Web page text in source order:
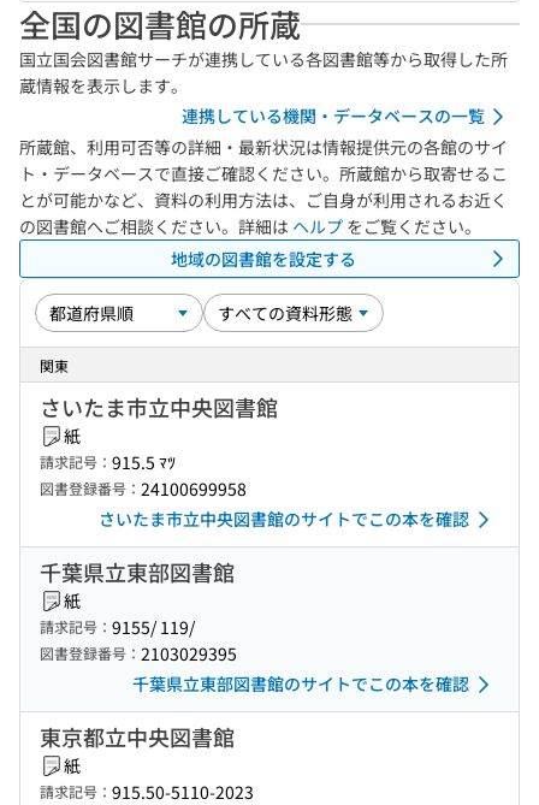
全国の図書館の所蔵
国立国会図書館サーチが連携している各図書館等から取得した所
蔵情報を表示します。
連携している機関・データベースの一覧
所蔵館、利用可否等の詳細・最新状況は情報提供元の各館のサイ
ト・データベースで直接ご確認ください。所蔵館から取寄せるこ
とが可能かなど、資料の利用方法は、ご自身が利用されるお近く
の図書館へご相談ください。詳細は ヘルプ をご覧ください。
地域の図書館を設定する
関東
さいたま市立中央図書館
紙
請求記号： 915.5 ﾏﾂ
図書登録番号： 24100699958
さいたま市立中央図書館のサイトでこの本を確認
千葉県立東部図書館
紙
請求記号： 9155/ 119/
図書登録番号： 2103029395
千葉県立東部図書館のサイトでこの本を確認
東京都立中央図書館
紙
請求記号： 915.50-5110-2023